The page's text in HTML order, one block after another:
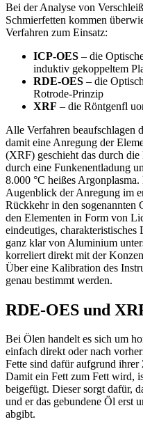
Bei der Analyse von
Schmierfetten kommen
Verfahren zum Einsatz:
ICP-OES – die
induktiv gekoppeltem
RDE-OES – die
Rotrode-Prinzip
XRF – die Röntgenfl
Alle Verfahren beaufschlagen
damit eine Anregung der
(XRF) geschieht das durch
durch eine Funkenentladung
8.000 °C heißes
Augenblick der Anregung im
Rückkehr in den sogenannten
den Elementen in Form von
eindeutiges,
ganz klar von Aluminium
korreliert direkt mit der
Über eine Kalibration des
genau bestimmt werden.
RDE-OES und
Bei Ölen handelt es sich um
einfach direkt oder nach
Fette sind dafür aufgrund ihrer
Damit ein Fett zum Fett wird,
beigefügt. Dieser sorgt dafür,
und er das gebundene Öl erst
abgibt.